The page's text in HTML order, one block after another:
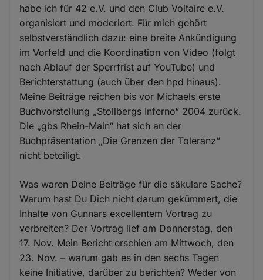
habe ich für 42 e.V. und den Club Voltaire e.V.
organisiert und moderiert. Für mich gehört
selbstverständlich dazu: eine breite Ankündigung
im Vorfeld und die Koordination von Video (folgt
nach Ablauf der Sperrfrist auf YouTube) und
Berichterstattung (auch über den hpd hinaus).
Meine Beiträge reichen bis vor Michaels erste
Buchvorstellung „Stollbergs Inferno“ 2004 zurück.
Die „gbs Rhein-Main“ hat sich an der
Buchpräsentation „Die Grenzen der Toleranz“
nicht beteiligt.
Was waren Deine Beiträge für die säkulare Sache?
Warum hast Du Dich nicht darum gekümmert, die
Inhalte von Gunnars excellentem Vortrag zu
verbreiten? Der Vortrag lief am Donnerstag, den
17. Nov. Mein Bericht erschien am Mittwoch, den
23. Nov. – warum gab es in den sechs Tagen
keine Initiative, darüber zu berichten? Weder von